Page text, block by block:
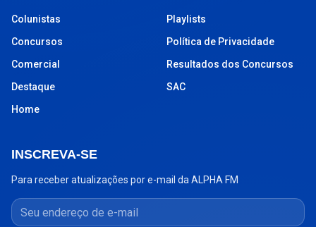
Colunistas
Concursos
Comercial
Destaque
Home
Playlists
Política de Privacidade
Resultados dos Concursos
SAC
INSCREVA-SE
Para receber atualizações por e-mail da ALPHA FM
Seu endereço de e-mail